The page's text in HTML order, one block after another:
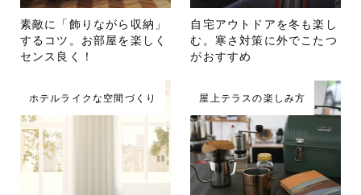
素敵に「飾りながら収納」
するコツ。お部屋を楽しく
センス良く！
自宅アウトドアを冬も楽し
む。寒さ対策に外でこたつ
がおすすめ
ホテルライクな空間づくり 屋上テラスの楽しみ方